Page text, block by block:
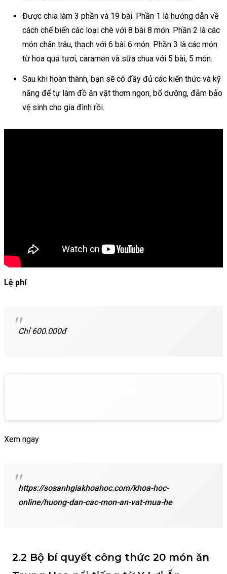
Được chia làm 3 phần và 19 bài. Phần 1 là hướng dẫn về
cách chế biến các loại chè với 8 bài 8 món. Phần 2 là các
món chân trâu, thạch với 6 bài 6 món. Phần 3 là các món
từ hoa quả tươi, caramen và sữa chua với 5 bài, 5 món.
Sau khi hoàn thành, bạn sẽ có đầy đủ các kiến thức và kỹ
năng để tự làm đồ ăn vặt thơm ngon, bổ dưỡng, đảm bảo
vệ sinh cho gia đình rồi.
Lệ phí
Chỉ 600.000đ
Xem ngay
https://sosanhgiakhoahoc.com/khoa-hoc-
online/huong-dan-cac-mon-an-vat-mua-he
2.2 Bộ bí quyết công thức 20 món ăn